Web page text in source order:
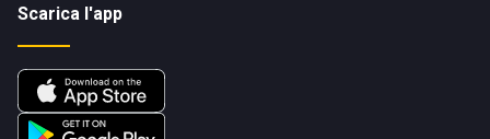
Scarica l'app